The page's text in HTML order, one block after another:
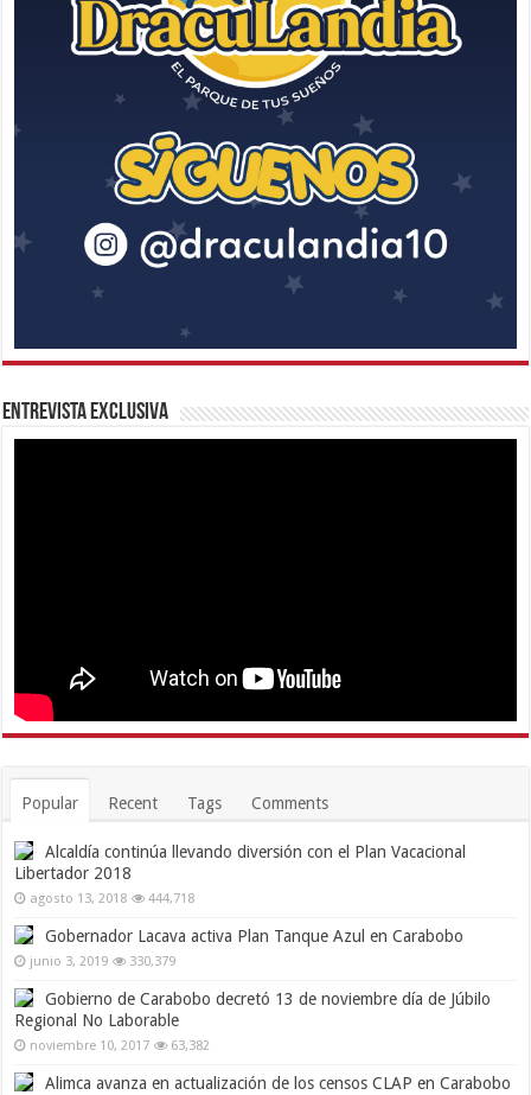
Entrevista Exclusiva
Popular Recent Tags Comments
Alcaldía continúa llevando diversión con el Plan Vacacional
Libertador 2018
agosto 13, 2018 444,718
Gobernador Lacava activa Plan Tanque Azul en Carabobo
junio 3, 2019 330,379
Gobierno de Carabobo decretó 13 de noviembre día de Júbilo
Regional No Laborable
noviembre 10, 2017 63,382
Alimca avanza en actualización de los censos CLAP en Carabobo